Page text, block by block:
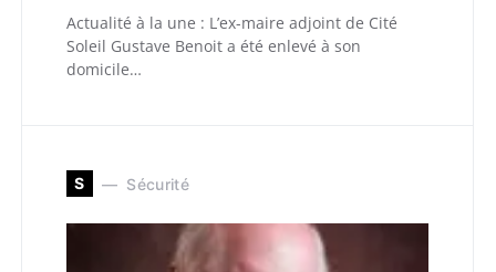
Actualité à la une : L’ex-maire adjoint de Cité
Soleil Gustave Benoit a été enlevé à son
domicile…
S Sécurité